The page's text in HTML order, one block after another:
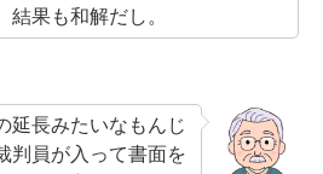
結果も和解だし。
延長みたいなもんじ
判員が入って書面を